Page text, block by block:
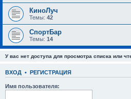
КиноЛуч
Темы: 42
СпортБар
Темы: 14
У вас нет доступа для просмотра списка или
ВХОД • РЕГИСТРАЦИЯ
Имя пользователя: